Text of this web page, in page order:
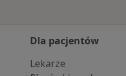
Dla pacjentów
Lekarze